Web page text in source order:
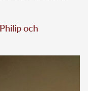
och